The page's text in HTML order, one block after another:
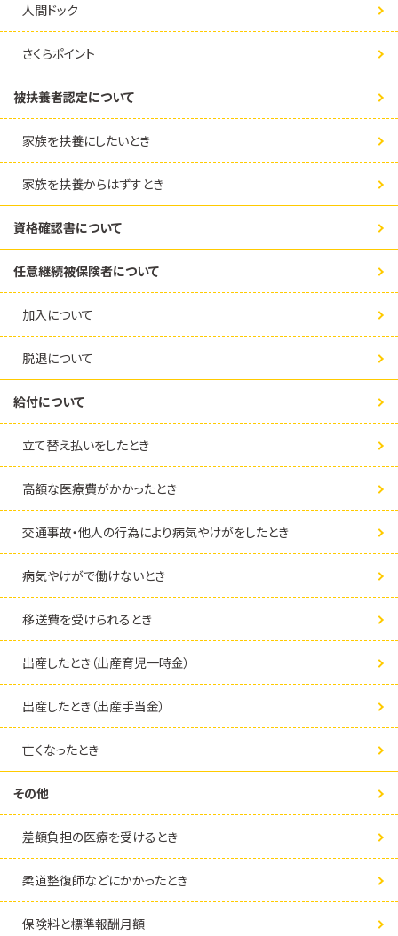
人間ドック
さくらポイント
被扶養者認定について
家族を扶養にしたいとき
家族を扶養からはずすとき
資格確認書について
任意継続被保険者について
加入について
脱退について
給付について
立て替え払いをしたとき
高額な医療費がかかったとき
交通事故・他人の行為により病気やけがをしたとき
病気やけがで働けないとき
移送費を受けられるとき
出産したとき（出産育児一時金）
出産したとき（出産手当金）
亡くなったとき
その他
差額負担の医療を受けるとき
柔道整復師などにかかったとき
保険料と標準報酬月額